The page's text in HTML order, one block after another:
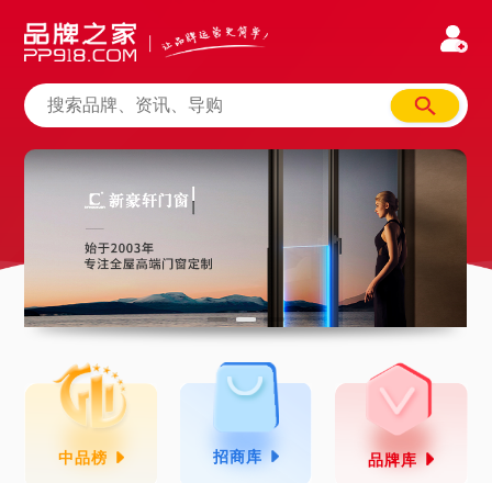
中品榜 招商库 品牌库